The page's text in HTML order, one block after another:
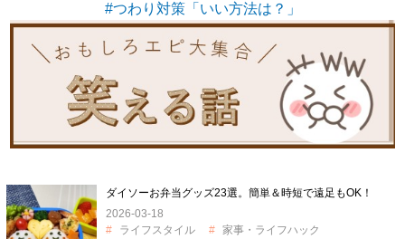
#つわり対策「いい方法は？」
ダイソーお弁当グッズ23選。簡単＆時短で遠足もOK！
2026-03-18
ライフスタイル
家事・ライフハック